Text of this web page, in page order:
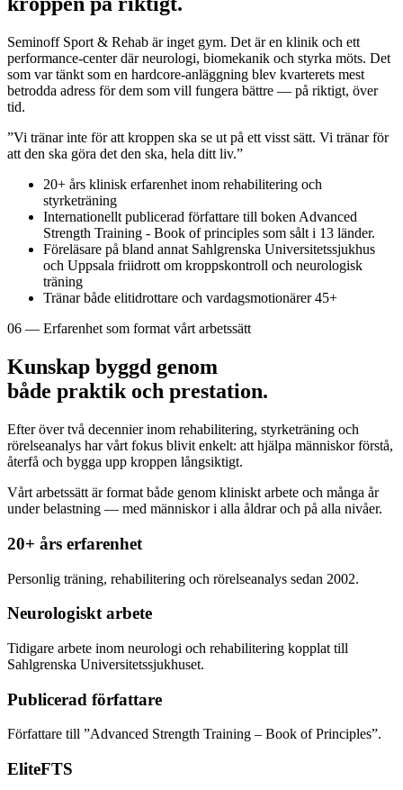
Seminoff Sport & Rehab är inget gym. Det är en klinik och ett
performance-center där neurologi, biomekanik och styrka möts. Det
som var tänkt som en hardcore-anläggning blev kvarterets mest
betrodda adress för dem som vill fungera bättre — på riktigt, över
tid.
”Vi tränar inte för att kroppen ska se ut på ett visst sätt. Vi tränar för
att den ska göra det den ska, hela ditt liv.”
20+ års klinisk erfarenhet inom rehabilitering och
styrketräning
Internationellt publicerad författare till boken Advanced
Strength Training - Book of principles som sålt i 13 länder.
Föreläsare på bland annat Sahlgrenska Universitetssjukhus
och Uppsala friidrott om kroppskontroll och neurologisk
träning
Tränar både elitidrottare och vardagsmotionärer 45+
06 — Erfarenhet som format vårt arbetssätt
Kunskap byggd genom
både praktik och prestation.
Efter över två decennier inom rehabilitering, styrketräning och
rörelseanalys har vårt fokus blivit enkelt: att hjälpa människor förstå,
återfå och bygga upp kroppen långsiktigt.
Vårt arbetssätt är format både genom kliniskt arbete och många år
under belastning — med människor i alla åldrar och på alla nivåer.
20+ års erfarenhet
Personlig träning, rehabilitering och rörelseanalys sedan 2002.
Neurologiskt arbete
Tidigare arbete inom neurologi och rehabilitering kopplat till
Sahlgrenska Universitetssjukhuset.
Publicerad författare
Författare till ”Advanced Strength Training – Book of Principles”.
EliteFTS